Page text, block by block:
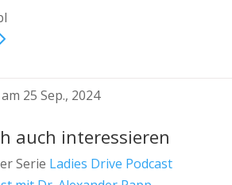
25 Sep., 2024
auch interessieren
Serie Ladies Drive Podcast